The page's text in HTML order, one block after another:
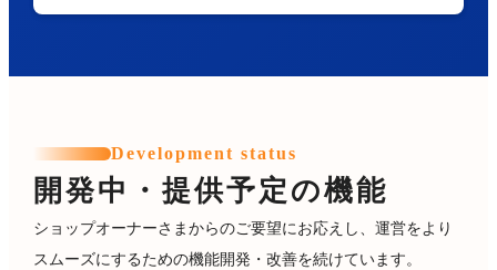
Development status
開発中・提供予定の機能
ショップオーナーさまからのご要望にお応えし、運営をより
スムーズにするための機能開発・改善を続けています。